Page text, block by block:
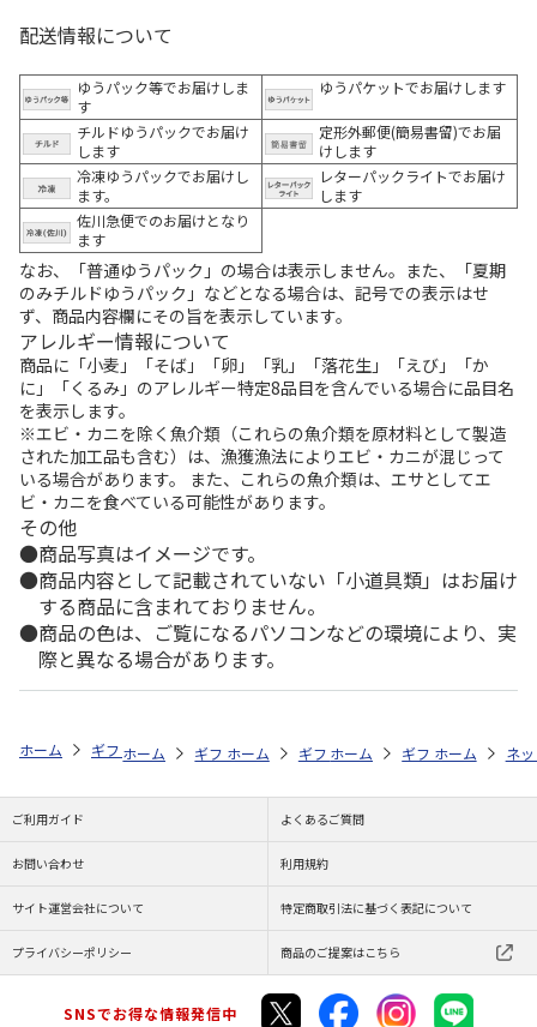
配送情報について
ゆうパック等でお届けしま
す
ゆうパケットでお届けします
チルドゆうパックでお届け
します
定形外郵便(簡易書留)でお届
けします
冷凍ゆうパックでお届けし
ます。
レターパックライトでお届け
します
佐川急便でのお届けとなり
ます
なお、「普通ゆうパック」の場合は表示しません。また、「夏期
のみチルドゆうパック」などとなる場合は、記号での表示はせ
ず、商品内容欄にその旨を表示しています。
アレルギー情報について
商品に「小麦」「そば」「卵」「乳」「落花生」「えび」「か
に」「くるみ」のアレルギー特定8品目を含んでいる場合に品目名
を表示します。
※エビ・カニを除く魚介類（これらの魚介類を原材料として製造
された加工品も含む）は、漁獲漁法によりエビ・カニが混じって
いる場合があります。 また、これらの魚介類は、エサとしてエ
ビ・カニを食べている可能性があります。
その他
商品写真はイメージです。
商品内容として記載されていない「小道具類」はお届け
する商品に含まれておりません。
商品の色は、ご覧になるパソコンなどの環境により、実
際と異なる場合があります。
ホーム ギフト通販 内祝い・お返し 法要・香典返し 選べるギフ
ホーム ギフト通販 内祝い・お返し 法要・香典返し
ホーム ギフト通販 お祝い・贈りもの
ホーム ギフト通販 お
ホーム ネ
ご利用ガイド よくあるご質問
お問い合わせ 利用規約
サイト運営会社について 特定商取引法に基づく表記について
プライバシーポリシー 商品のご提案はこちら
SNSでお得な情報発信中